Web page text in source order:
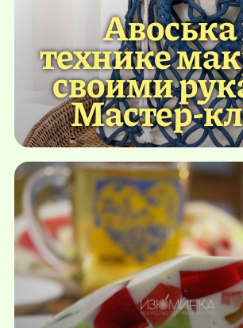
Авоська
технике
своими
Мастер-